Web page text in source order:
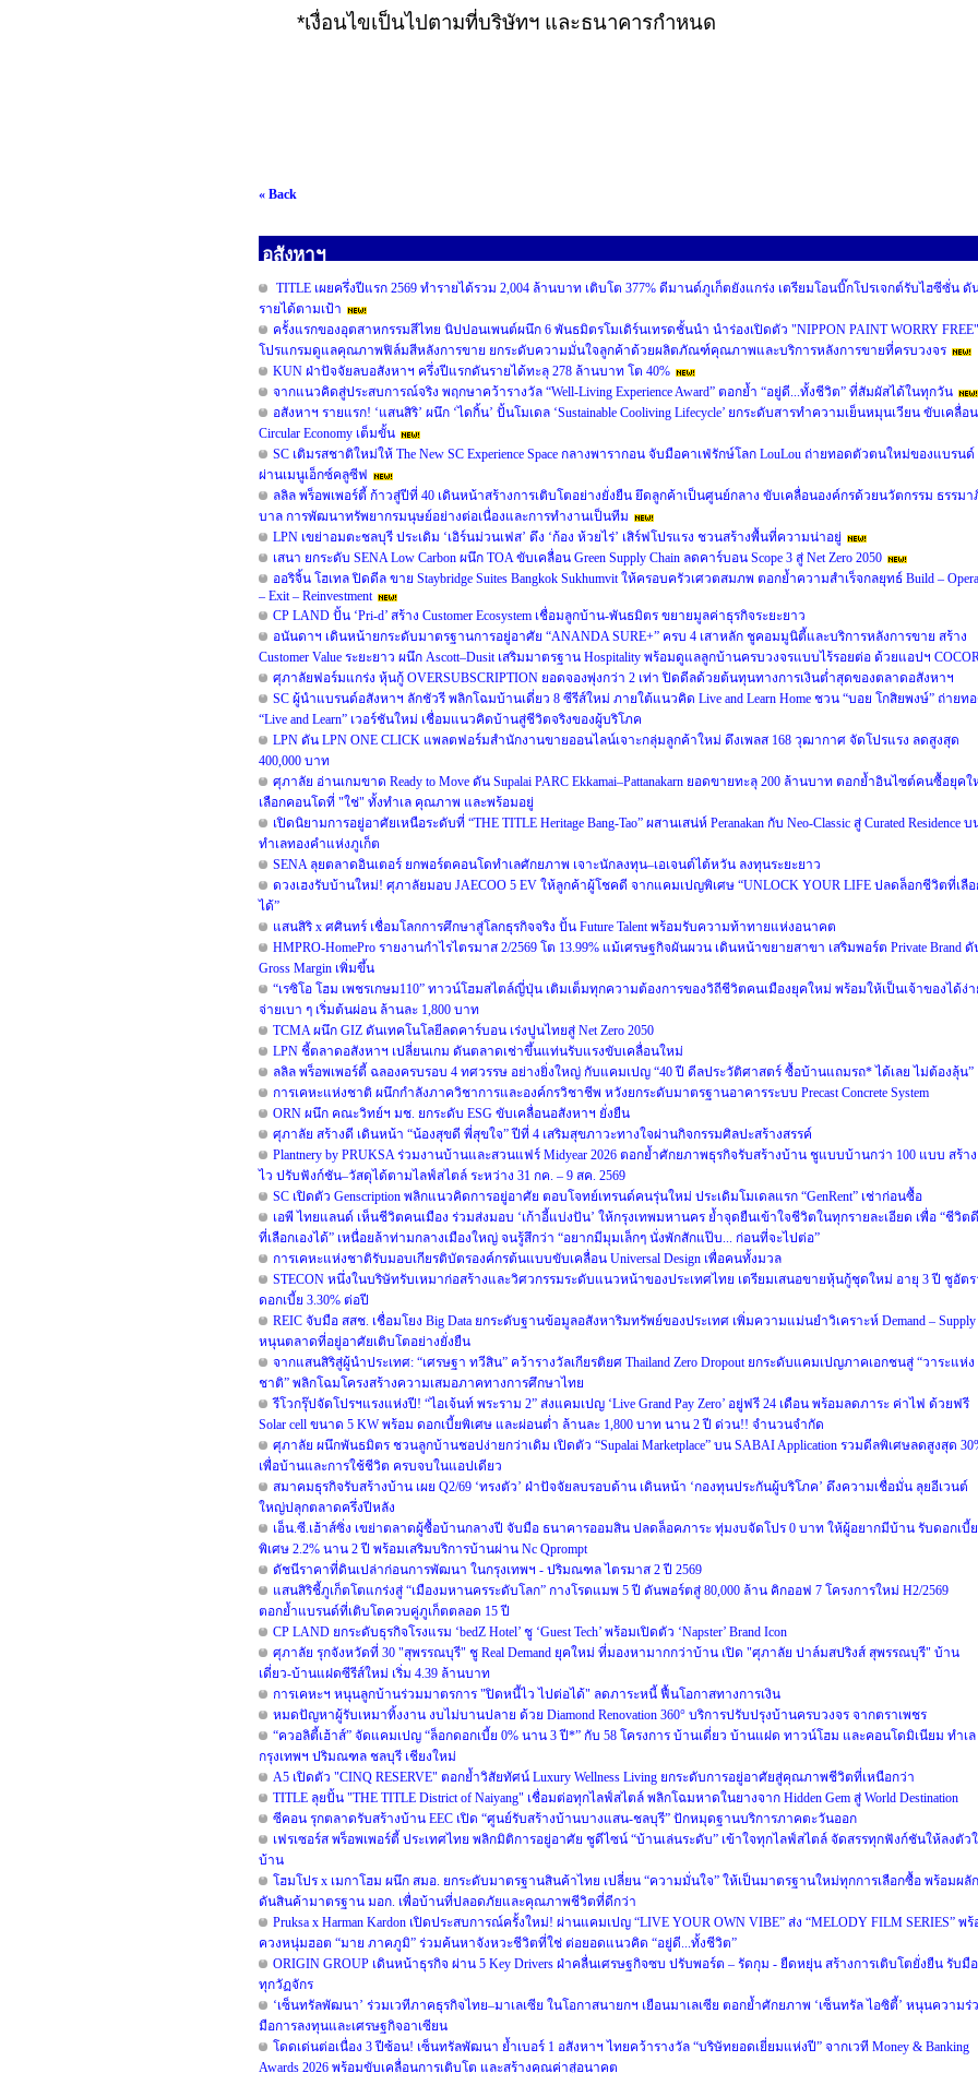
*เงื่อนไขเป็นไปตามที่บริษัทฯ และธนาคารกำหนด
« Back
อสังหาฯ
TITLE เผยครึ่งปีแรก 2569 ทำรายได้รวม 2,004 ล้านบาท เติบโต 377% ดีมานด์ภูเก็ตยังแกร่ง เตรียมโอนบิ๊กโปรเจกต์รับไฮซีซั่น ดั
รายได้ตามเป้า
ครั้งแรกของอุตสาหกรรมสีไทย นิปปอนเพนต์ผนึก 6 พันธมิตรโมเดิร์นเทรดชั้นนำ นำร่องเปิดตัว "NIPPON PAINT WORRY FREE"
โปรแกรมดูแลคุณภาพฟิล์มสีหลังการขาย ยกระดับความมั่นใจลูกค้าด้วยผลิตภัณฑ์คุณภาพและบริการหลังการขายที่ครบวงจร
KUN ฝ่าปัจจัยลบอสังหาฯ ครึ่งปีแรกดันรายได้ทะลุ 278 ล้านบาท โต 40%
จากแนวคิดสู่ประสบการณ์จริง พฤกษาคว้ารางวัล “Well-Living Experience Award” ตอกย้ำ “อยู่ดี...ทั้งชีวิต” ที่สัมผัสได้ในทุกวัน
อสังหาฯ รายแรก! ‘แสนสิริ’ ผนึก ‘ไดกิ้น’ ปั้นโมเดล ‘Sustainable Cooliving Lifecycle’ ยกระดับสารทำความเย็นหมุนเวียน ขับเคลื่อน
Circular Economy เต็มขั้น
SC เติมรสชาติใหม่ให้ The New SC Experience Space กลางพารากอน จับมือคาเฟ่รักษ์โลก LouLou ถ่ายทอดตัวตนใหม่ของแบรนด์
ผ่านเมนูเอ็กซ์คลูซีฟ
ลลิล พร็อพเพอร์ตี้ ก้าวสู่ปีที่ 40 เดินหน้าสร้างการเติบโตอย่างยั่งยืน ยึดลูกค้าเป็นศูนย์กลาง ขับเคลื่อนองค์กรด้วยนวัตกรรม ธรรมา
บาล การพัฒนาทรัพยากรมนุษย์อย่างต่อเนื่องและการทำงานเป็นทีม
LPN เขย่าอมตะชลบุรี ประเดิม ‘เอิร์นม่วนเฟส’ ดึง ‘ก้อง ห้วยไร่’ เสิร์ฟโปรแรง ชวนสร้างพื้นที่ความน่าอยู่
เสนา ยกระดับ SENA Low Carbon ผนึก TOA ขับเคลื่อน Green Supply Chain ลดคาร์บอน Scope 3 สู่ Net Zero 2050
ออริจิ้น โฮเทล ปิดดีล ขาย Staybridge Suites Bangkok Sukhumvit ให้ครอบครัวเศวตสมภพ ตอกย้ำความสำเร็จกลยุทธ์ Build –
– Exit – Reinvestment
CP LAND ปั้น ‘Pri-d’ สร้าง Customer Ecosystem เชื่อมลูกบ้าน-พันธมิตร ขยายมูลค่าธุรกิจระยะยาว
อนันดาฯ เดินหน้ายกระดับมาตรฐานการอยู่อาศัย “ANANDA SURE+” ครบ 4 เสาหลัก ชูคอมมูนิตี้และบริการหลังการขาย สร้าง
Customer Value ระยะยาว ผนึก Ascott–Dusit เสริมมาตรฐาน Hospitality พร้อมดูแลลูกบ้านครบวงจรแบบไร้รอยต่อ ด้วยแอปฯ
ศุภาลัยฟอร์มแกร่ง หุ้นกู้ OVERSUBSCRIPTION ยอดจองพุ่งกว่า 2 เท่า ปิดดีลด้วยต้นทุนทางการเงินต่ำสุดของตลาดอสังหาฯ
SC ผู้นำแบรนด์อสังหาฯ ลักชัวรี พลิกโฉมบ้านเดี่ยว 8 ซีรีส์ใหม่ ภายใต้แนวคิด Live and Learn Home ชวน “บอย โกสิยพงษ์” ถ่ายท
“Live and Learn” เวอร์ชันใหม่ เชื่อมแนวคิดบ้านสู่ชีวิตจริงของผู้บริโภค
LPN ดัน LPN ONE CLICK แพลตฟอร์มสำนักงานขายออนไลน์เจาะกลุ่มลูกค้าใหม่ ดึงเพลส 168 วุฒากาศ จัดโปรแรง ลดสูงสุด
400,000 บาท
ศุภาลัย อ่านเกมขาด Ready to Move ดัน Supalai PARC Ekkamai–Pattanakarn ยอดขายทะลุ 200 ล้านบาท ตอกย้ำอินไซต์คนซื้อยุคใ
เลือกคอนโดที่ "ใช่" ทั้งทำเล คุณภาพ และพร้อมอยู่
เปิดนิยามการอยู่อาศัยเหนือระดับที่ “THE TITLE Heritage Bang-Tao” ผสานเสน่ห์ Peranakan กับ Neo-Classic สู่ Curated Residence บ
ทำเลทองคำแห่งภูเก็ต
SENA ลุยตลาดอินเตอร์ ยกพอร์ตคอนโดทำเลศักยภาพ เจาะนักลงทุน–เอเจนต์ไต้หวัน ลงทุนระยะยาว
ดวงเฮงรับบ้านใหม่! ศุภาลัยมอบ JAECOO 5 EV ให้ลูกค้าผู้โชคดี จากแคมเปญพิเศษ “UNLOCK YOUR LIFE ปลดล็อกชีวิตที่เลื
ได้”
แสนสิริ x ศศินทร์ เชื่อมโลกการศึกษาสู่โลกธุรกิจจริง ปั้น Future Talent พร้อมรับความท้าทายแห่งอนาคต
HMPRO-HomePro รายงานกำไรไตรมาส 2/2569 โต 13.99% แม้เศรษฐกิจผันผวน เดินหน้าขยายสาขา เสริมพอร์ต Private Brand ดั
Gross Margin เพิ่มขึ้น
“เรซิโอ โฮม เพชรเกษม110” ทาวน์โฮมสไตล์ญี่ปุ่น เติมเต็มทุกความต้องการของวิถีชีวิตคนเมืองยุคใหม่ พร้อมให้เป็นเจ้าของได้ง่า
จ่ายเบา ๆ เริ่มต้นผ่อน ล้านละ 1,800 บาท
TCMA ผนึก GIZ ดันเทคโนโลยีลดคาร์บอน เร่งปูนไทยสู่ Net Zero 2050
LPN ชี้ตลาดอสังหาฯ เปลี่ยนเกม ดันตลาดเช่าขึ้นแท่นรับแรงขับเคลื่อนใหม่
ลลิล พร็อพเพอร์ตี้ ฉลองครบรอบ 4 ทศวรรษ อย่างยิ่งใหญ่ กับแคมเปญ “40 ปี ดีลประวัติศาสตร์ ซื้อบ้านแถมรถ* ได้เลย ไม่ต้องลุ้น”
การเคหะแห่งชาติ ผนึกกำลังภาควิชาการและองค์กรวิชาชีพ หวังยกระดับมาตรฐานอาคารระบบ Precast Concrete System
ORN ผนึก คณะวิทย์ฯ มช. ยกระดับ ESG ขับเคลื่อนอสังหาฯ ยั่งยืน
ศุภาลัย สร้างดี เดินหน้า “น้องสุขดี พี่สุขใจ” ปีที่ 4 เสริมสุขภาวะทางใจผ่านกิจกรรมศิลปะสร้างสรรค์
Plantnery by PRUKSA ร่วมงานบ้านและสวนแฟร์ Midyear 2026 ตอกย้ำศักยภาพธุรกิจรับสร้างบ้าน ชูแบบบ้านกว่า 100 แบบ สร้าง
ไว ปรับฟังก์ชัน–วัสดุได้ตามไลฟ์สไตล์ ระหว่าง 31 กค. – 9 สค. 2569
SC เปิดตัว Genscription พลิกแนวคิดการอยู่อาศัย ตอบโจทย์เทรนด์คนรุ่นใหม่ ประเดิมโมเดลแรก “GenRent” เช่าก่อนซื้อ
เอพี ไทยแลนด์ เห็นชีวิตคนเมือง ร่วมส่งมอบ ‘เก้าอี้แบ่งปัน’ ให้กรุงเทพมหานคร ย้ำจุดยืนเข้าใจชีวิตในทุกรายละเอียด เพื่อ “ชีวิต
ที่เลือกเองได้” เหนื่อยล้าท่ามกลางเมืองใหญ่ จนรู้สึกว่า “อยากมีมุมเล็กๆ นั่งพักสักแป๊บ... ก่อนที่จะไปต่อ”
การเคหะแห่งชาติรับมอบเกียรติบัตรองค์กรต้นแบบขับเคลื่อน Universal Design เพื่อคนทั้งมวล
STECON หนึ่งในบริษัทรับเหมาก่อสร้างและวิศวกรรมระดับแนวหน้าของประเทศไทย เตรียมเสนอขายหุ้นกู้ชุดใหม่ อายุ 3 ปี ชูอัตร
ดอกเบี้ย 3.30% ต่อปี
REIC จับมือ สสช. เชื่อมโยง Big Data ยกระดับฐานข้อมูลอสังหาริมทรัพย์ของประเทศ เพิ่มความแม่นยำวิเคราะห์ Demand – Supply
หนุนตลาดที่อยู่อาศัยเติบโตอย่างยั่งยืน
จากแสนสิริสู่ผู้นำประเทศ: “เศรษฐา ทวีสิน” คว้ารางวัลเกียรติยศ Thailand Zero Dropout ยกระดับแคมเปญภาคเอกชนสู่ “วาระแห่ง
ชาติ” พลิกโฉมโครงสร้างความเสมอภาคทางการศึกษาไทย
รีโวกรุ๊ปจัดโปรฯแรงแห่งปี! “ไอเจ้นท์ พระราม 2” ส่งแคมเปญ ‘Live Grand Pay Zero’ อยู่ฟรี 24 เดือน พร้อมลดภาระ ค่าไฟ ด้วยฟรี
Solar cell ขนาด 5 KW พร้อม ดอกเบี้ยพิเศษ และผ่อนต่ำ ล้านละ 1,800 บาท นาน 2 ปี ด่วน!! จำนวนจำกัด
ศุภาลัย ผนึกพันธมิตร ชวนลูกบ้านชอปง่ายกว่าเดิม เปิดตัว “Supalai Marketplace” บน SABAI Application รวมดีลพิเศษลดสูงสุด
เพื่อบ้านและการใช้ชีวิต ครบจบในแอปเดียว
สมาคมธุรกิจรับสร้างบ้าน เผย Q2/69 ‘ทรงตัว’ ฝ่าปัจจัยลบรอบด้าน เดินหน้า ‘กองทุนประกันผู้บริโภค’ ดึงความเชื่อมั่น ลุยอีเวนต์
ใหญ่ปลุกตลาดครึ่งปีหลัง
เอ็น.ซี.เฮ้าส์ซิ่ง เขย่าตลาดผู้ซื้อบ้านกลางปี จับมือ ธนาคารออมสิน ปลดล็อคภาระ ทุ่มงบจัดโปร 0 บาท ให้ผู้อยากมีบ้าน รับดอกเบี้ย
พิเศษ 2.2% นาน 2 ปี พร้อมเสริมบริการบ้านผ่าน Nc Qprompt
ดัชนีราคาที่ดินเปล่าก่อนการพัฒนา ในกรุงเทพฯ - ปริมณฑล ไตรมาส 2 ปี 2569
แสนสิริชี้ภูเก็ตโตแกร่งสู่ “เมืองมหานครระดับโลก” กางโรดแมพ 5 ปี ดันพอร์ตสู่ 80,000 ล้าน คิกออฟ 7 โครงการใหม่ H2/2569
ตอกย้ำแบรนด์ที่เติบโตควบคู่ภูเก็ตตลอด 15 ปี
CP LAND ยกระดับธุรกิจโรงแรม ‘bedZ Hotel’ ชู ‘Guest Tech’ พร้อมเปิดตัว ‘Napster’ Brand Icon
ศุภาลัย รุกจังหวัดที่ 30 "สุพรรณบุรี" ชู Real Demand ยุคใหม่ ที่มองหามากกว่าบ้าน เปิด "ศุภาลัย ปาล์มสปริงส์ สุพรรณบุรี" บ้าน
เดี่ยว-บ้านแฝดซีรีส์ใหม่ เริ่ม 4.39 ล้านบาท
การเคหะฯ หนุนลูกบ้านร่วมมาตรการ "ปิดหนี้ไว ไปต่อได้" ลดภาระหนี้ ฟื้นโอกาสทางการเงิน
หมดปัญหาผู้รับเหมาทิ้งงาน งบไม่บานปลาย ด้วย Diamond Renovation 360° บริการปรับปรุงบ้านครบวงจร จากตราเพชร
“ควอลิตี้เฮ้าส์” จัดแคมเปญ “ล็อกดอกเบี้ย 0% นาน 3 ปี*” กับ 58 โครงการ บ้านเดี่ยว บ้านแฝด ทาวน์โฮม และคอนโดมิเนียม ทำเล
กรุงเทพฯ ปริมณฑล ชลบุรี เชียงใหม่
A5 เปิดตัว "CINQ RESERVE" ตอกย้ำวิสัยทัศน์ Luxury Wellness Living ยกระดับการอยู่อาศัยสู่คุณภาพชีวิตที่เหนือกว่า
TITLE ลุยปั้น "THE TITLE District of Naiyang" เชื่อมต่อทุกไลฟ์สไตล์ พลิกโฉมหาดในยางจาก Hidden Gem สู่ World Destination
ซีคอน รุกตลาดรับสร้างบ้าน EEC เปิด “ศูนย์รับสร้างบ้านบางแสน-ชลบุรี” ปักหมุดฐานบริการภาคตะวันออก
เฟรเซอร์ส พร็อพเพอร์ตี้ ประเทศไทย พลิกมิติการอยู่อาศัย ชูดีไซน์ “บ้านเล่นระดับ” เข้าใจทุกไลฟ์สไตล์ จัดสรรทุกฟังก์ชันให้ลงตัว
บ้าน
โฮมโปร x เมกาโฮม ผนึก สมอ. ยกระดับมาตรฐานสินค้าไทย เปลี่ยน “ความมั่นใจ” ให้เป็นมาตรฐานใหม่ทุกการเลือกซื้อ พร้อมผลัก
ดันสินค้ามาตรฐาน มอก. เพื่อบ้านที่ปลอดภัยและคุณภาพชีวิตที่ดีกว่า
Pruksa x Harman Kardon เปิดประสบการณ์ครั้งใหม่! ผ่านแคมเปญ “LIVE YOUR OWN VIBE” ส่ง “MELODY FILM SERIES” พร้
ควงหนุ่มฮอต “มาย ภาคภูมิ” ร่วมค้นหาจังหวะชีวิตที่ใช่ ต่อยอดแนวคิด “อยู่ดี...ทั้งชีวิต”
ORIGIN GROUP เดินหน้าธุรกิจ ผ่าน 5 Key Drivers ฝ่าคลื่นเศรษฐกิจซบ ปรับพอร์ต – รัดกุม - ยืดหยุ่น สร้างการเติบโตยั่งยืน รับมือ
ทุกวัฏจักร
‘เซ็นทรัลพัฒนา’ ร่วมเวทีภาคธุรกิจไทย–มาเลเซีย ในโอกาสนายกฯ เยือนมาเลเซีย ตอกย้ำศักยภาพ ‘เซ็นทรัล ไอซิตี้’ หนุนความร่
มือการลงทุนและเศรษฐกิจอาเซียน
โดดเด่นต่อเนื่อง 3 ปีซ้อน! เซ็นทรัลพัฒนา ย้ำเบอร์ 1 อสังหาฯ ไทยคว้ารางวัล “บริษัทยอดเยี่ยมแห่งปี” จากเวที Money & Banking
Awards 2026 พร้อมขับเคลื่อนการเติบโต และสร้างคุณค่าสู่อนาคต